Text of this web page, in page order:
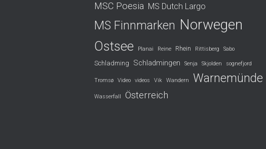
MSC Poesia MS Dutch Largo
MS Finnmarken Norwegen
Ostsee Planai Reine Rhein Rittisberg Sabo
Schladming Schladmingen Senja Skjolden sognefjord
Tromsø Video videos Vik Wandern Warnemünde
Wasserfall Österreich